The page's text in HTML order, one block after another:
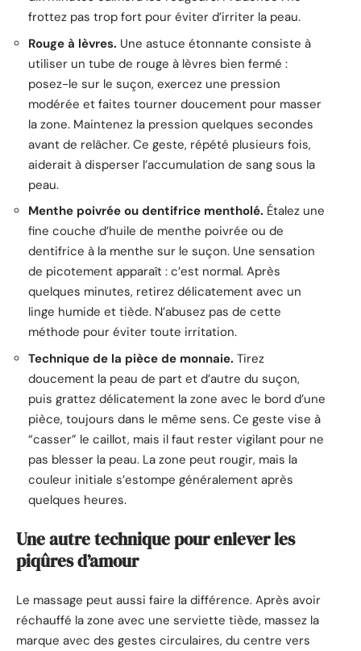
frottez pas trop fort pour éviter d’irriter la peau.
Rouge à lèvres. Une astuce étonnante consiste à
utiliser un tube de rouge à lèvres bien fermé :
posez-le sur le suçon, exercez une pression
modérée et faites tourner doucement pour masser
la zone. Maintenez la pression quelques secondes
avant de relâcher. Ce geste, répété plusieurs fois,
aiderait à disperser l’accumulation de sang sous la
peau.
Menthe poivrée ou dentifrice mentholé. Étalez une
fine couche d’huile de menthe poivrée ou de
dentifrice à la menthe sur le suçon. Une sensation
de picotement apparaît : c’est normal. Après
quelques minutes, retirez délicatement avec un
linge humide et tiède. N’abusez pas de cette
méthode pour éviter toute irritation.
Technique de la pièce de monnaie. Tirez
doucement la peau de part et d’autre du suçon,
puis grattez délicatement la zone avec le bord d’une
pièce, toujours dans le même sens. Ce geste vise à
“casser” le caillot, mais il faut rester vigilant pour ne
pas blesser la peau. La zone peut rougir, mais la
couleur initiale s’estompe généralement après
quelques heures.
Une autre technique pour enlever les
piqûres d’amour
Le massage peut aussi faire la différence. Après avoir
réchauffé la zone avec une serviette tiède, massez la
marque avec des gestes circulaires, du centre vers